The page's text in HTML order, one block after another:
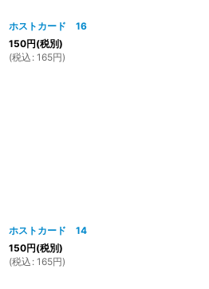
ホストカード 16
150円(税別)
(税込 : 165円)
ホストカード 14
150円(税別)
(税込 : 165円)